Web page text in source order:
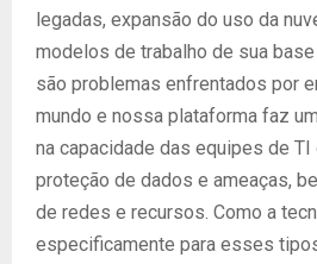
legadas, expansão do uso da
modelos de trabalho de sua
são problemas enfrentados por
mundo e nossa plataforma faz
na capacidade das equipes de TI
proteção de dados e ameaças,
de redes e recursos. Como a
especificamente para esses